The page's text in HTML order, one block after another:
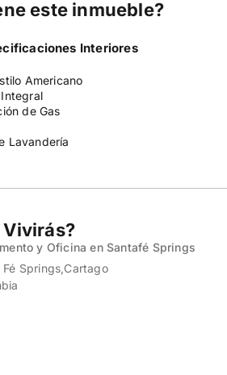
este inmueble?
Interiores
Americano
de Gas
Lavandería
Vivirás?
y Oficina en Santafé Springs
Fé Springs Cartago